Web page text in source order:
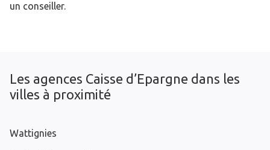
un conseiller.
Les agences Caisse d’Epargne dans les
villes à proximité
Wattignies